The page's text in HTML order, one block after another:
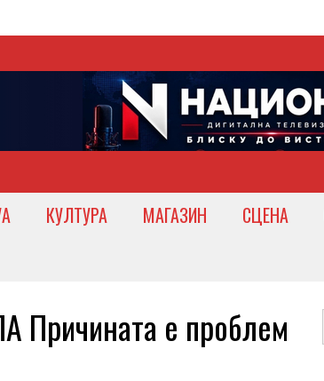
КУЛТУРА МАГАЗИН СЦЕНА
е проблем